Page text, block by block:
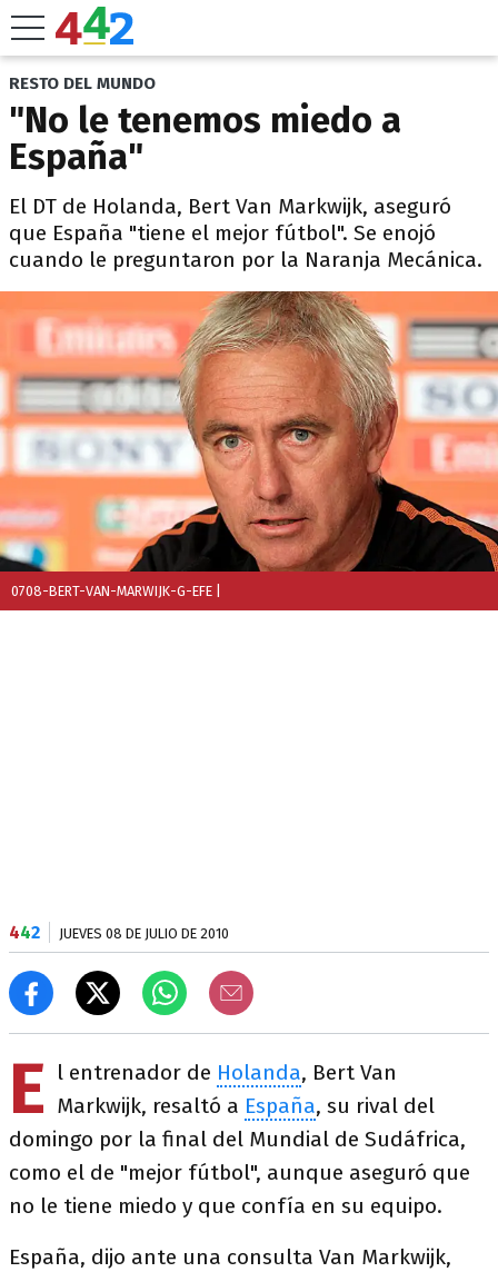
RESTO DEL MUNDO
"No le tenemos miedo a
España"
El DT de Holanda, Bert Van Markwijk, aseguró
que España "tiene el mejor fútbol". Se enojó
cuando le preguntaron por la Naranja Mecánica.
0708-BERT-VAN-MARWIJK-G-EFE
442 JUEVES 08 DE JULIO DE 2010
E l entrenador de Holanda, Bert Van
Markwijk, resaltó a España, su rival del
domingo por la final del Mundial de Sudáfrica,
como el de "mejor fútbol", aunque aseguró que
no le tiene miedo y que confía en su equipo.
España, dijo ante una consulta Van Markwijk,